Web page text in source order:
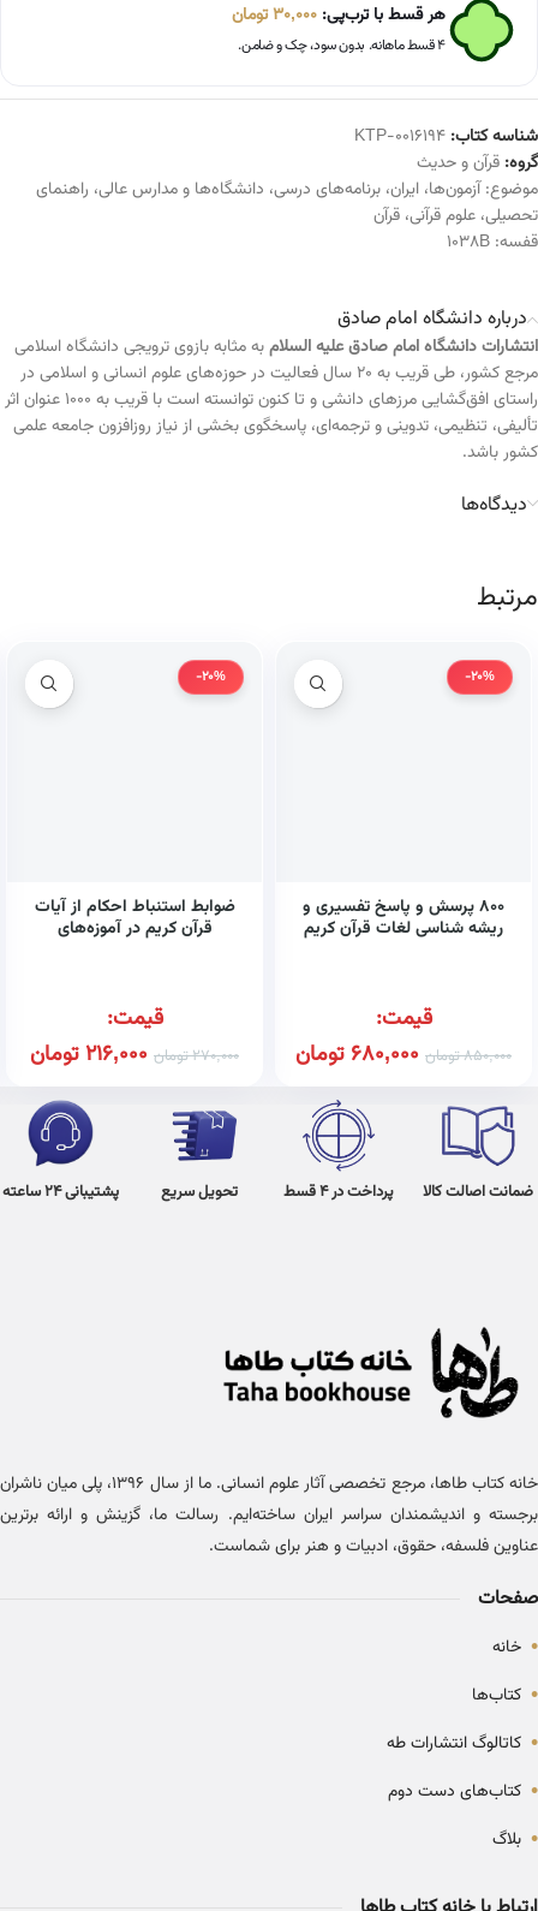
هر قسط با ترب‌پی: 30,000تومان
۴ قسط ماهانه. بدون سود، چک و ضامن.
شناسه کتاب: KTP-0016194
گروه: قرآن و حدیث
موضوع:آزمون‌ها، ایران، برنامه‌های درسی، دانشگاه‌ها و مدارس عالی، راهنمای
تحصیلی، علوم قرآنی، قرآن
قفسه: 1038B
درباره دانشگاه امام صادق
انتشارات دانشگاه امام صادق علیه السلامبه مثابه بازوی ترویجی دانشگاه اسلامی
مرجع کشور، طی قریب به ۲۰ سال فعالیت در حوزه‌های علوم انسانی و اسلامی در
راستای افق‌گشایی مرزهای دانشی و تا کنون توانسته است با قریب به ۱۰۰۰ عنوان اثر
تألیفی، تنظیمی، تدوینی و ترجمه‌ای، پاسخگوی بخشی از نیاز روزافزون جامعه علمی
کشور باشد.
دیدگاه‌ها
مرتبط
-20%
۸۰۰ پرسش و پاسخ تفسیری و
ریشه شناسی لغات قرآن کریم
قیمت:
850,000تومان 680,000 تومان
-20%
ضوابط استنباط احکام از آیات
قرآن کریم در آموزه‌های
قیمت:
270,000تومان 216,000تومان
ضمانت اصالت کالا پرداخت در 4 قسط تحویل سریع پشتیبانی 24 ساعته
خانه کتاب طاها، مرجع تخصصی آثار علوم انسانی. ما از سال ۱۳۹۶، پلی میان ناشران
برجسته و اندیشمندان سراسر ایران ساخته‌ایم. رسالت ما، گزینش و ارائه برترین
عناوین فلسفه، حقوق، ادبیات و هنر برای شماست.
صفحات
• خانه
• کتاب‌ها
• کاتالوگ انتشارات طه
• کتاب‌های دست دوم
• بلاگ